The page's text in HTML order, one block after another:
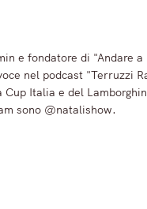
e fondatore di "Andare
nel podcast "Terruzzi
Italia e del
sono @natalishow.